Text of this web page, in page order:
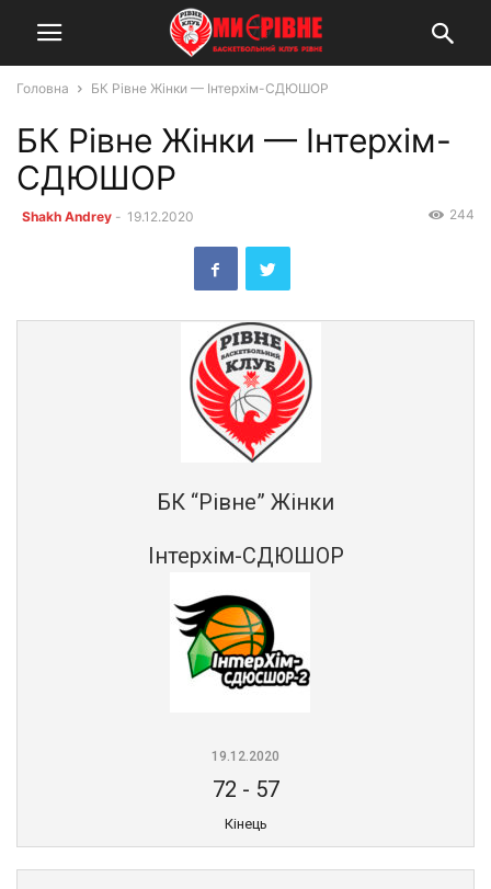
Головна БК Рівне Жінки — Інтерхім-СДЮШОР
БК Рівне Жінки — Інтерхім-
СДЮШОР
Shakh Andrey - 19.12.2020 244
БК “Рівне” Жінки
Інтерхім-СДЮШОР
19.12.2020
72 - 57
Кінець